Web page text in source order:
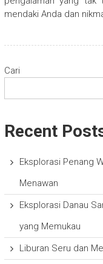
mendaki Anda dan
Cari
Recent
Eksplorasi Penang
Menawan
Eksplorasi Danau
yang Memukau
Liburan Seru dan